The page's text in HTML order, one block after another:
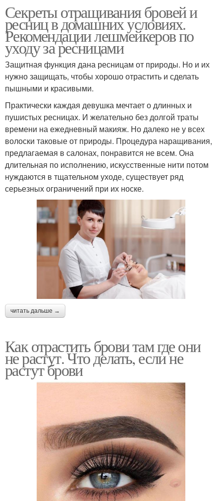
Секреты отращивания бровей и
ресниц в домашних условиях.
Рекомендации лешмейкеров по
уходу за ресницами
Защитная функция дана ресницам от природы. Но и их
нужно защищать, чтобы хорошо отрастить и сделать
пышными и красивыми.
Практически каждая девушка мечтает о длинных и
пушистых ресницах. И желательно без долгой траты
времени на ежедневный макияж. Но далеко не у всех
волоски таковые от природы. Процедура наращивания,
предлагаемая в салонах, понравится не всем. Она
длительная по исполнению, искусственные нити потом
нуждаются в тщательном уходе, существует ряд
серьезных ограничений при их носке.
читать дальше →
Как отрастить брови там где они
не растут. Что делать, если не
растут брови